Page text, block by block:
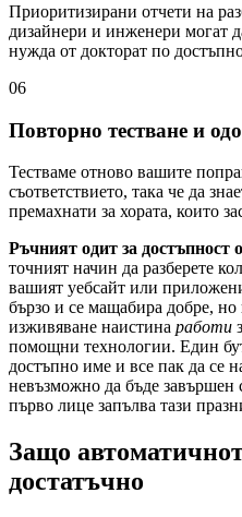
Приоритизирани отчети на
дизайнери и инженери могат
нужда от докторат по
06
Повторно тестване и
Тестваме отново вашите
съответствието, така че да
премахнати за хората, които
Ръчният одит за достъпност
точният начин да разберете
вашият уебсайт или
бързо и се мащабира добре,
изживяване наистина работи
помощни технологии. Един
достъпно име и все пак да се
невъзможно да бъде завършен
първо лице запълва тази
Защо
достатъчно